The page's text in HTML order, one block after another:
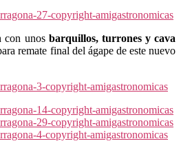
con unos barquillos, turrones y cava
remate final del ágape de este nuevo